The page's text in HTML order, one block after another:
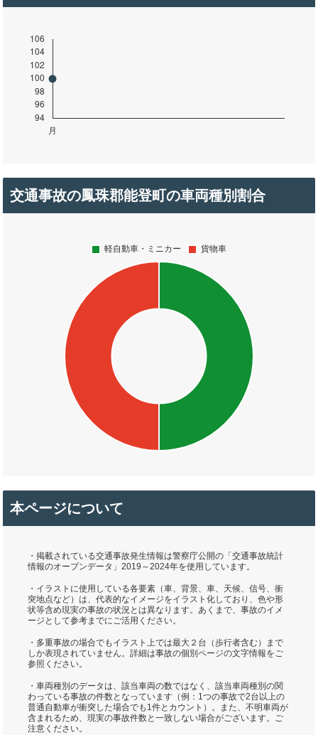
交通事故の鳳珠郡能登町の車両種別割合
本ページについて
・掲載されている交通事故発生情報は警察庁公開の「交通事故統計
情報のオープンデータ」2019～2024年を使用しています。
・イラストに使用している各要素（車、背景、車、天候、信号、衝
突地点など）は、代表的なイメージをイラスト化しており、色や形
状等含め現実の事故の状況とは異なります。あくまで、事故のイメ
ージとして参考までにご活用ください。
・多重事故の場合でもイラスト上では最大２台（歩行者含む）まで
しか表現されていません。詳細は事故の個別ページの文字情報をご
参照ください。
・車両種別のデータは、該当車両の数ではなく、該当車両種別の関
わっている事故の件数となっています（例：1つの事故で2台以上の
普通自動車が衝突した場合でも1件とカウント）。また、不明車両が
含まれるため、現実の事故件数と一致しない場合がございます。ご
注意ください。